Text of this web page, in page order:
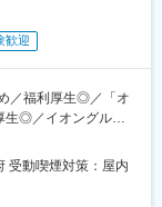
工管理、既存店舗
化、安定した店舗運
ローの構築および
歓迎
／福利厚生◎／「オ
生◎／イオングルー
環境、空間、設え
受動喫煙対策：屋内